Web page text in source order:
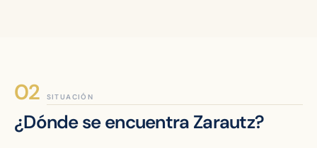
SITUACIÓN
¿Dónde se encuentra Zarautz?